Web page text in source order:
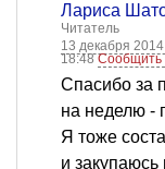
Лариса
Читатель
13 декабря
18:48Сообщить
Спасибо за
на неделю -
Я тоже
и закупаюсь